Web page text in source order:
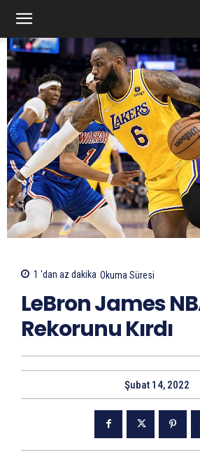
1 'dan az dakika Okuma Süresi
LeBron James
Rekorunu Kırdı
Şubat 14, 2022